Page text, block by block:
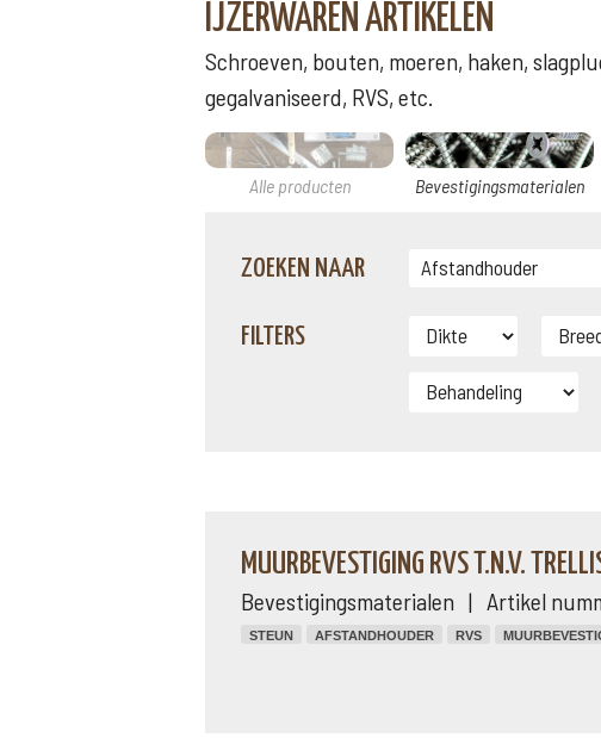
IJZERWAREN ARTIKELEN
Schroeven, bouten, moeren, haken,
gegalvaniseerd, RVS, etc.
Alle producten Bevestigingsmaterialen
ZOEKEN NAAR
FILTERS
MUURBEVESTIGING RVS T.N.V.
Bevestigingsmaterialen | Artikel
STEUN AFSTANDHOUDER RVS